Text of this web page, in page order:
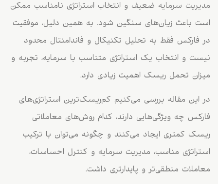
مدیریت سرمایه ضعیف و انتخاب استراتژی نامناسب ممکن
است باعث زیان‌های سنگین شود. به همین دلیل، موفقیت
در فارکس فقط به تحلیل تکنیکال و فاندامنتال محدود
نیست و انتخاب یک استراتژی متناسب با سرمایه، تجربه و
میزان تحمل ریسک اهمیت زیادی دارد.
در این مقاله بررسی می‌کنیم کم‌ریسک‌ترین استراتژی‌های
فارکس چه ویژگی‌هایی دارند، کدام روش‌های معاملاتی
ریسک کمتری ایجاد می‌کنند و چگونه می‌توان با ترکیب
استراتژی مناسب، مدیریت سرمایه و کنترل احساسات،
معاملات منطقی‌تر و پایدار‌تری داشت.